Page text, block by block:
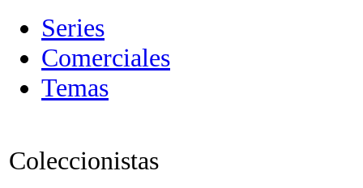
Series
Comerciales
Temas
Coleccionistas